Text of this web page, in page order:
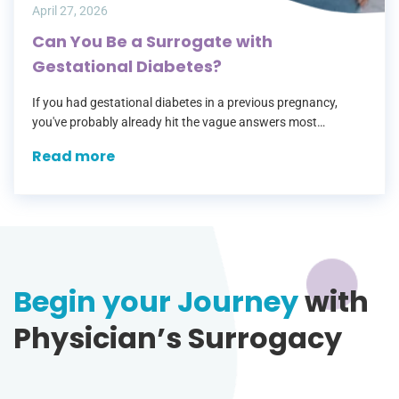
April 27, 2026
Can You Be a Surrogate with
Gestational Diabetes?
If you had gestational diabetes in a previous pregnancy,
you've probably already hit the vague answers most
diabetes" with no room…
Read more
Begin your Journeywith
Physician’s Surrogacy